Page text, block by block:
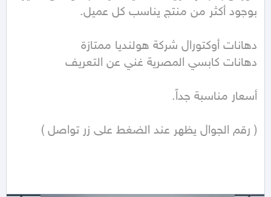
( رقم الجوال يظهر عند الضغط على زر تواصل )